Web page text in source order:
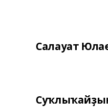
Салауат